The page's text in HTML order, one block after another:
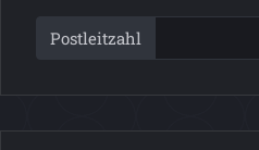
Postleitzahl